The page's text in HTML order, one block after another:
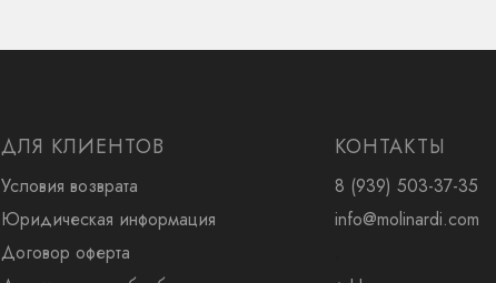
ДЛЯ КЛИЕНТОВ
Условия возврата
Юридическая информация
Договор оферта
КОНТАКТЫ
8 (939) 503-37-35
info@molinardi.com
.